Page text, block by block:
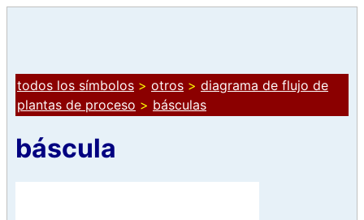
todos los símbolos > otros > diagrama de flujo de
plantas de proceso > básculas
báscula